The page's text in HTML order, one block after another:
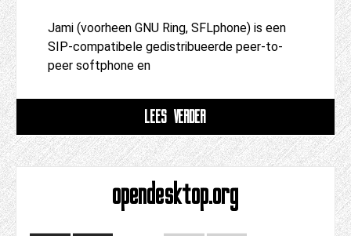
Jami (voorheen GNU Ring, SFLphone) is een
SIP-compatibele gedistribueerde peer-to-
peer softphone en
LEES VERDER
opendesktop.org